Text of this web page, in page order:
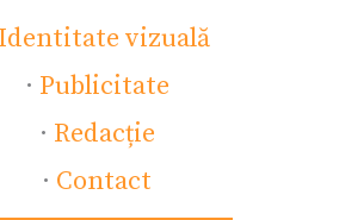
Identitate vizuală
· Publicitate
· Redacție
· Contact